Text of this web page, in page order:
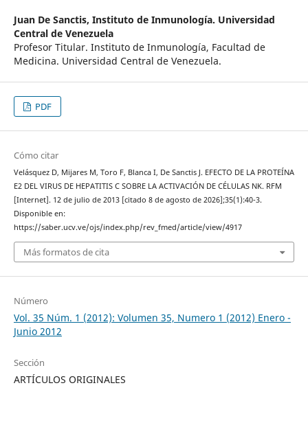
Juan De Sanctis, Instituto de Inmunología. Universidad
Central de Venezuela
Profesor Titular. Instituto de Inmunología, Facultad de
Medicina. Universidad Central de Venezuela.
PDF
Cómo citar
Velásquez D, Mijares M, Toro F, Blanca I, De Sanctis J. EFECTO DE LA PROTEÍNA
E2 DEL VIRUS DE HEPATITIS C SOBRE LA ACTIVACIÓN DE CÉLULAS NK. RFM
[Internet]. 12 de julio de 2013 [citado 8 de agosto de 2026];35(1):40-3.
Disponible en:
https://saber.ucv.ve/ojs/index.php/rev_fmed/article/view/4917
Más formatos de cita
Número
Vol. 35 Núm. 1 (2012): Volumen 35, Numero 1 (2012) Enero -
Junio 2012
Sección
ARTÍCULOS ORIGINALES